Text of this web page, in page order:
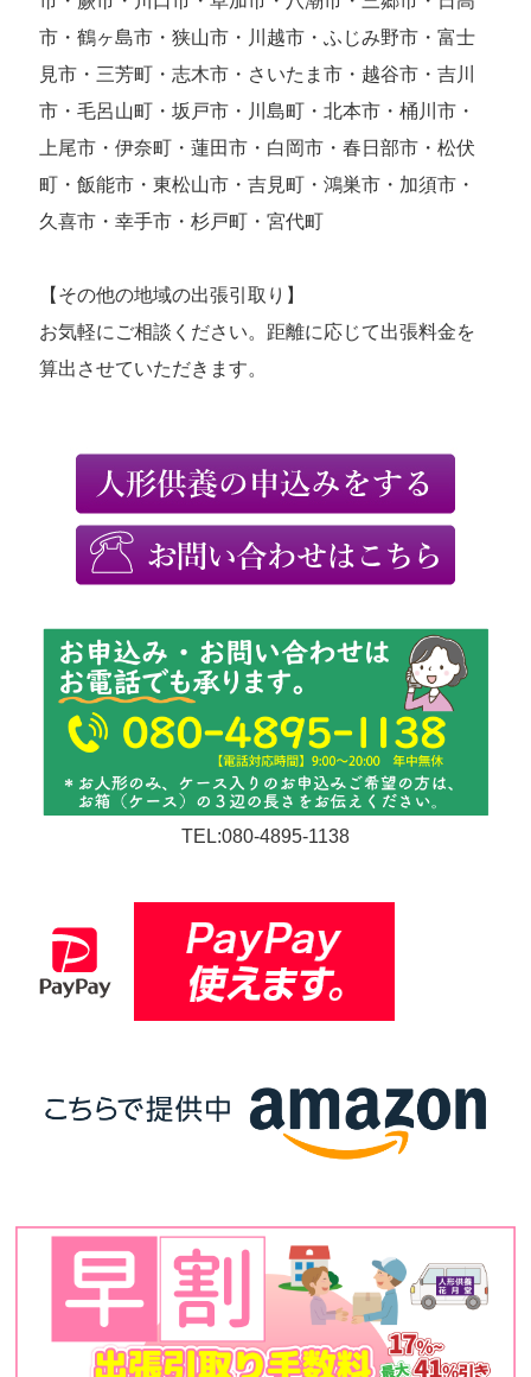
市・鶴ヶ島市・狭山市・川越市・ふじみ野市・富士
見市・三芳町・志木市・さいたま市・越谷市・吉川
市・毛呂山町・坂戸市・川島町・北本市・桶川市・
上尾市・伊奈町・蓮田市・白岡市・春日部市・松伏
町・飯能市・東松山市・吉見町・鴻巣市・加須市・
久喜市・幸手市・杉戸町・宮代町
【その他の地域の出張引取り】
お気軽にご相談ください。距離に応じて出張料金を
算出させていただきます。
TEL:080-4895-1138